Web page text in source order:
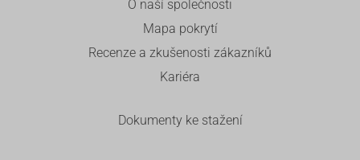
O naší společnosti
Mapa pokrytí
Recenze a zkušenosti zákazníků
Kariéra
Dokumenty ke stažení